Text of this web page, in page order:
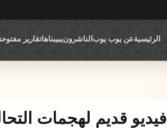
الرئيسيةعن يوب يوبالناشرونيبيبناهاتقارير
فيديو قديم لهجمات